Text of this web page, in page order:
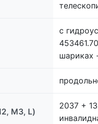
с
шариках
M3, L)
2037 +